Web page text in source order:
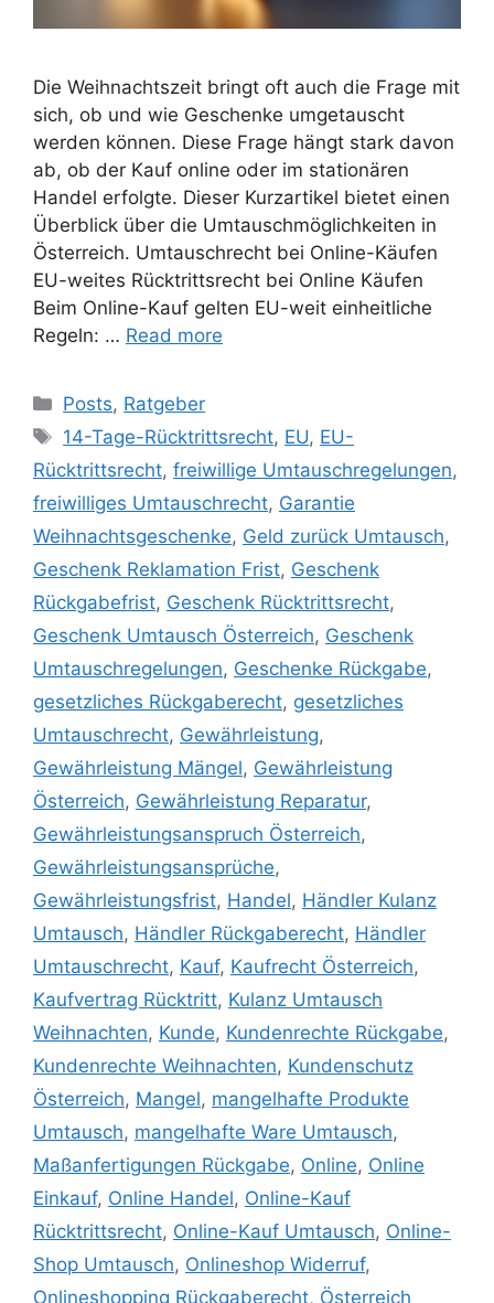
Die Weihnachtszeit bringt oft auch die Frage mit
sich, ob und wie Geschenke umgetauscht
werden können. Diese Frage hängt stark davon
ab, ob der Kauf online oder im stationären
Handel erfolgte. Dieser Kurzartikel bietet einen
Überblick über die Umtauschmöglichkeiten in
Österreich. Umtauschrecht bei Online-Käufen
EU-weites Rücktrittsrecht bei Online Käufen
Beim Online-Kauf gelten EU-weit einheitliche
Regeln: … Read more
Posts, Ratgeber
14-Tage-Rücktrittsrecht, EU, EU-
Rücktrittsrecht, freiwillige Umtauschregelungen,
freiwilliges Umtauschrecht, Garantie
Weihnachtsgeschenke, Geld zurück Umtausch,
Geschenk Reklamation Frist, Geschenk
Rückgabefrist, Geschenk Rücktrittsrecht,
Geschenk Umtausch Österreich, Geschenk
Umtauschregelungen, Geschenke Rückgabe,
gesetzliches Rückgaberecht, gesetzliches
Umtauschrecht, Gewährleistung,
Gewährleistung Mängel, Gewährleistung
Österreich, Gewährleistung Reparatur,
Gewährleistungsanspruch Österreich,
Gewährleistungsansprüche,
Gewährleistungsfrist, Handel, Händler Kulanz
Umtausch, Händler Rückgaberecht, Händler
Umtauschrecht, Kauf, Kaufrecht Österreich,
Kaufvertrag Rücktritt, Kulanz Umtausch
Weihnachten, Kunde, Kundenrechte Rückgabe,
Kundenrechte Weihnachten, Kundenschutz
Österreich, Mangel, mangelhafte Produkte
Umtausch, mangelhafte Ware Umtausch,
Maßanfertigungen Rückgabe, Online, Online
Einkauf, Online Handel, Online-Kauf
Rücktrittsrecht, Online-Kauf Umtausch, Online-
Shop Umtausch, Onlineshop Widerruf,
Onlineshopping Rückgaberecht, Österreich